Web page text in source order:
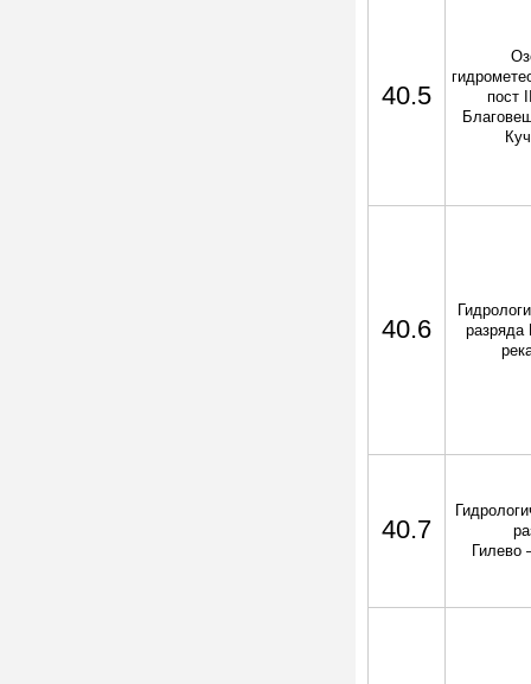
40.5
пост
40.6
разряда
40.7
Гилево